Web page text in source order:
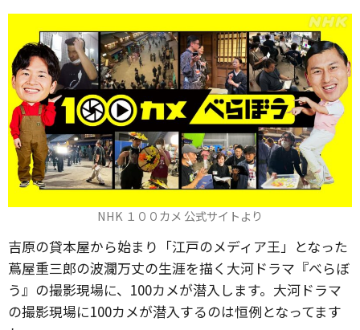
NHK １００カメ 公式サイトより
吉原の貸本屋から始まり「江戸のメディア王」となった
蔦屋重三郎の波瀾万丈の生涯を描く大河ドラマ『べらぼ
う』の撮影現場に、100カメが潜入します。大河ドラマ
の撮影現場に100カメが潜入するのは恒例となってます